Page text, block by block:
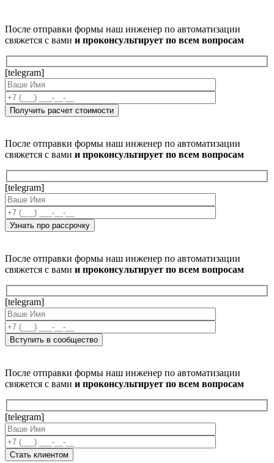
После отправки формы наш инженер по автоматизации
свяжется с вами и проконсультирует по всем вопросам
[telegram]
После отправки формы наш инженер по автоматизации
свяжется с вами и проконсультирует по всем вопросам
[telegram]
После отправки формы наш инженер по автоматизации
свяжется с вами и проконсультирует по всем вопросам
[telegram]
После отправки формы наш инженер по автоматизации
свяжется с вами и проконсультирует по всем вопросам
[telegram]